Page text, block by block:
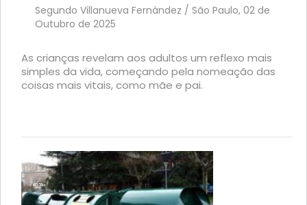
Segundo Villanueva Fernández / São Paulo, 02 de
Outubro de 2025
As crianças revelam aos adultos um reflexo mais
simples da vida, começando pela nomeação das
coisas mais vitais, como mãe e pai.